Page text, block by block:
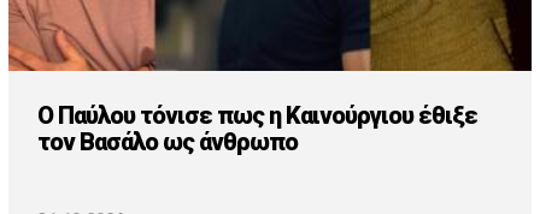
Ο Παύλου τόνισε πως η Καινούργιου έθιξε
τον Βασάλο ως άνθρωπο